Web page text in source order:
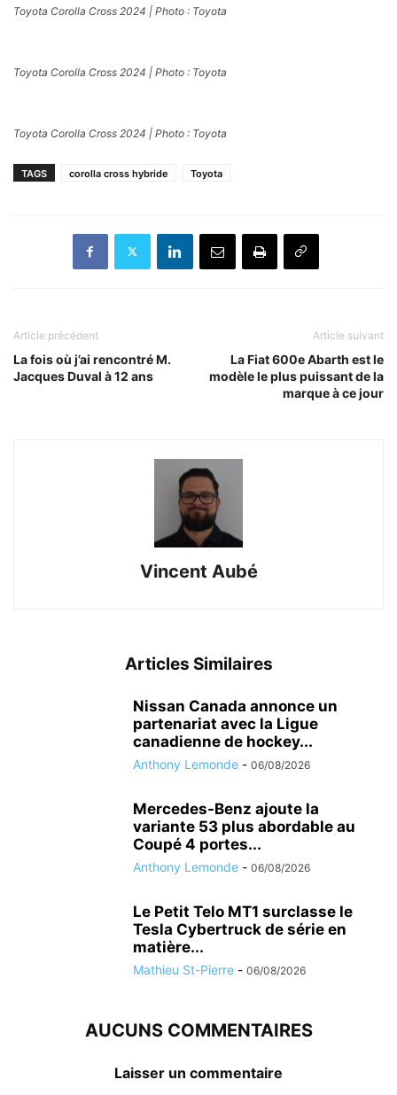
Toyota Corolla Cross 2024 | Photo : Toyota
Toyota Corolla Cross 2024 | Photo : Toyota
Toyota Corolla Cross 2024 | Photo : Toyota
TAGS corolla cross hybride Toyota
Article précédent
La fois où j’ai rencontré M.
Jacques Duval à 12 ans
Article suivant
La Fiat 600e Abarth est le
modèle le plus puissant de la
marque à ce jour
Vincent Aubé
Articles Similaires
Nissan Canada annonce un
partenariat avec la Ligue
canadienne de hockey...
Anthony Lemonde - 06/08/2026
Mercedes-Benz ajoute la
variante 53 plus abordable au
Coupé 4 portes...
Anthony Lemonde - 06/08/2026
Le Petit Telo MT1 surclasse le
Tesla Cybertruck de série en
matière...
Mathieu St-Pierre - 06/08/2026
AUCUNS COMMENTAIRES
Laisser un commentaire